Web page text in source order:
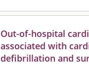
Out-of-hospital
associated with
defibrillation and